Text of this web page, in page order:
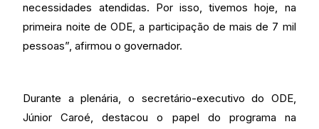
necessidades atendidas. Por isso, tivemos hoje, na
primeira noite de ODE, a participação de mais de 7 mil
pessoas”, afirmou o governador.
Durante a plenária, o secretário-executivo do ODE,
Júnior Caroé, destacou o papel do programa na